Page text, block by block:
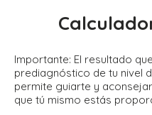
Importante: El resultado
prediagnóstico de tu nivel
permite guiarte y
que tú mismo estás